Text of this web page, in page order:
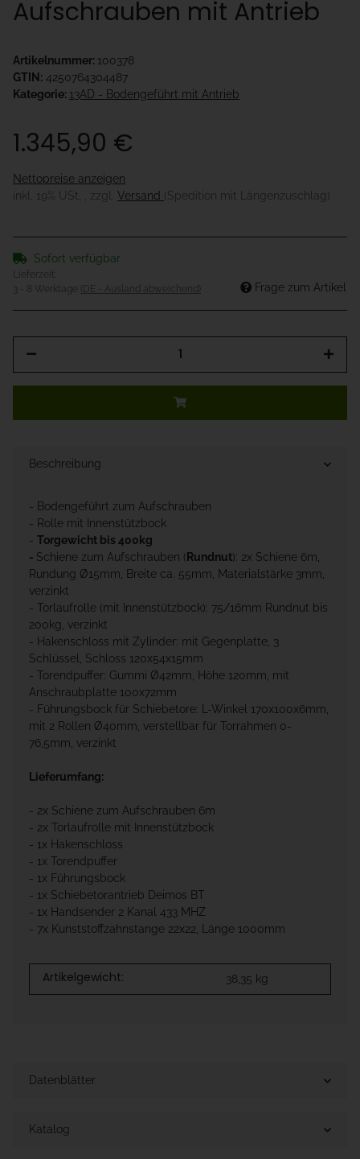
Aufschrauben mit Antrieb
Artikelnummer: 100378
GTIN: 4250764304487
Kategorie: 13AD - Bodengeführt mit Antrieb
1.345,90 €
Nettopreise anzeigen
inkl. 19% USt. , zzgl. Versand (Spedition mit Längenzuschlag)
Sofort verfügbar
Lieferzeit:
3 - 8 Werktage
(DE - Ausland abweichend) Frage zum Artikel
Beschreibung
- Bodengeführt zum Aufschrauben
- Rolle mit Innenstützbock
- Torgewicht bis 400kg
- Schiene zum Aufschrauben ( Rundnut): 2x Schiene 6m,
Rundung Ø15mm, Breite ca. 55mm, Materialstärke 3mm,
verzinkt
- Torlaufrolle (mit Innenstützbock): 75/16mm Rundnut bis
200kg, verzinkt
- Hakenschloss mit Zylinder: mit Gegenplatte, 3
Schlüssel, Schloss 120x54x15mm
- Torendpuffer: Gummi Ø42mm, Höhe 120mm, mit
Anschraubplatte 100x72mm
- Führungsbock für Schiebetore: L-Winkel 170x100x6mm,
mit 2 Rollen Ø40mm, verstellbar für Torrahmen 0-
76,5mm, verzinkt
Lieferumfang:
- 2x Schiene zum Aufschrauben 6m
- 2x Torlaufrolle mit Innenstützbock
- 1x Hakenschloss
- 1x Torendpuffer
- 1x Führungsbock
- 1x Schiebetorantrieb Deimos BT
- 1x Handsender 2 Kanal 433 MHZ
- 7x Kunststoffzahnstange 22x22, Länge 1000mm
Artikelgewicht: 38,35 kg
Datenblätter
Katalog